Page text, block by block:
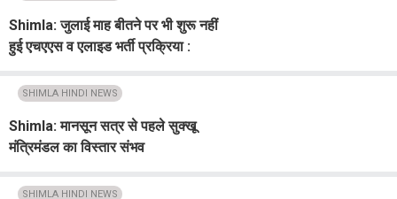
Shimla: जुलाई माह बीतने पर भी शुरू नहीं
हुई एचएएस व एलाइड भर्ती प्रक्रिया :
SHIMLA HINDI NEWS
Shimla: मानसून सत्र से पहले सुक्खू
मंत्रिमंडल का विस्तार संभव
SHIMLA HINDI NEWS